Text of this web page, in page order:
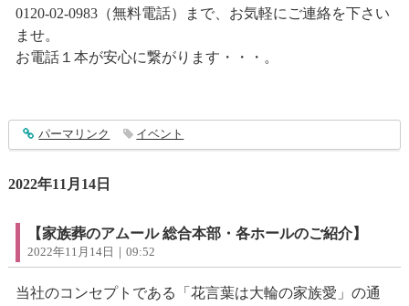
0120-02-0983（無料電話）まで、お気軽にご連絡を下さい
ませ。
お電話１本が安心に繋がります・・・。
entry3656
パーマリンク イベント
2022年11月14日
【家族葬のアムール 総合本部・各ホールのご紹介】
2022年11月14日｜09:52
当社のコンセプトである「花言葉は大輪の家族愛」の通